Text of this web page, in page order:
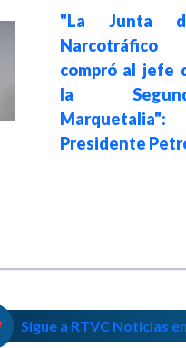
"La Junta
Narcotráfico
compró al jefe
la
Marquetalia":
Presidente
Sigue a RTVC Noticias